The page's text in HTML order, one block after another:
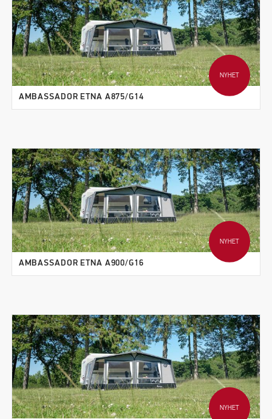
NYHET
AMBASSADOR ETNA A875/G14
NYHET
AMBASSADOR ETNA A900/G16
NYHET